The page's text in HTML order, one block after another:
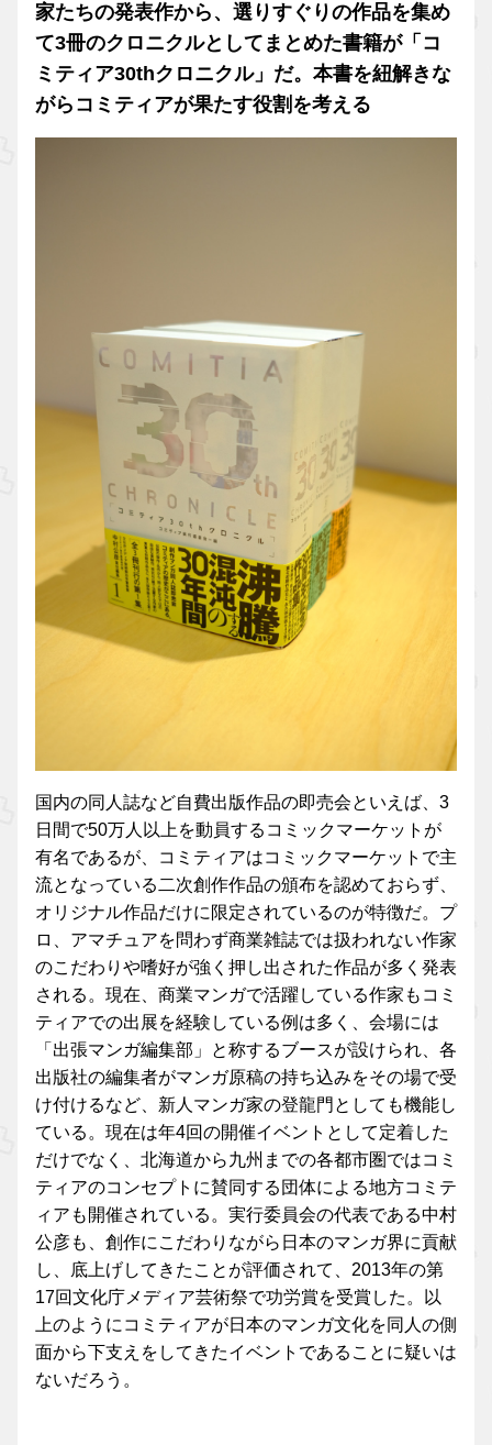
家たちの発表作から、選りすぐりの作品を集め
て3冊のクロニクルとしてまとめた書籍が「コ
ミティア30thクロニクル」だ。本書を紐解きな
がらコミティアが果たす役割を考える
国内の同人誌など自費出版作品の即売会といえば、3
日間で50万人以上を動員するコミックマーケットが
有名であるが、コミティアはコミックマーケットで主
流となっている二次創作作品の頒布を認めておらず、
オリジナル作品だけに限定されているのが特徴だ。プ
ロ、アマチュアを問わず商業雑誌では扱われない作家
のこだわりや嗜好が強く押し出された作品が多く発表
される。現在、商業マンガで活躍している作家もコミ
ティアでの出展を経験している例は多く、会場には
「出張マンガ編集部」と称するブースが設けられ、各
出版社の編集者がマンガ原稿の持ち込みをその場で受
け付けるなど、新人マンガ家の登龍門としても機能し
ている。現在は年4回の開催イベントとして定着した
だけでなく、北海道から九州までの各都市圏ではコミ
ティアのコンセプトに賛同する団体による地方コミテ
ィアも開催されている。実行委員会の代表である中村
公彦も、創作にこだわりながら日本のマンガ界に貢献
し、底上げしてきたことが評価されて、2013年の第
17回文化庁メディア芸術祭で功労賞を受賞した。以
上のようにコミティアが日本のマンガ文化を同人の側
面から下支えをしてきたイベントであることに疑いは
ないだろう。